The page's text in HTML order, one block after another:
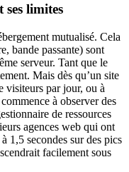
ses limites
mutualisé. Cela
bande passante) sont
serveur. Tant que le
Mais dès qu’un site
visiteurs par jour, ou à
à observer des
de ressources
agences web qui ont
1,5 secondes sur des pics
facilement sous